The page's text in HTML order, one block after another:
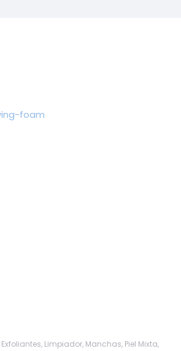
Exfoliantes, Limpiador, Manchas, Piel Mixta,